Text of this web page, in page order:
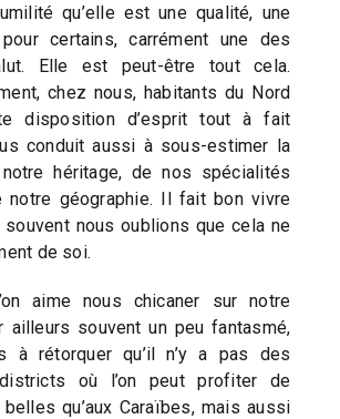
qu’elle est une qualité, une
certains, carrément une des
Elle est peut-être tout cela.
chez nous, habitants du Nord
disposition d’esprit tout à fait
conduit aussi à sous-estimer la
héritage, de nos spécialités
notre géographie. Il fait bon vivre
nous oublions que cela ne
de soi.
aime nous chicaner sur notre
ailleurs souvent un peu fantasmé,
à rétorquer qu’il n’y a pas des
où l’on peut profiter de
qu’aux Caraïbes, mais aussi